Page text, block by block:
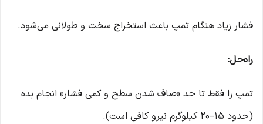
فشار زیاد هنگام تمپ باعث استخراج سخت و طولانی می‌شود.
راه‌حل:
تمپ را فقط تا حد «صاف شدن سطح و کمی فشار» انجام بده
(حدود 15–20 کیلوگرم نیرو کافی است).